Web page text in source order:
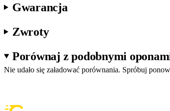
Gwarancja
Zwroty
Porównaj z podobnymi
Nie udało się załadować porównania. Spróbuj